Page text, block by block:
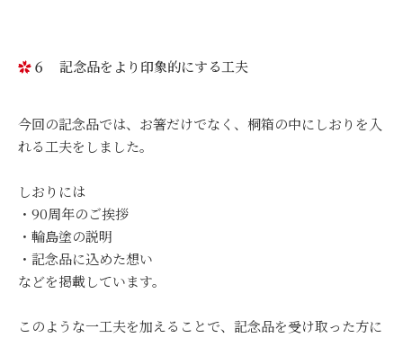
６ 記念品をより印象的にする工夫
今回の記念品では、お箸だけでなく、桐箱の中にしおりを入
れる工夫をしました。
しおりには
・90周年のご挨拶
・輪島塗の説明
・記念品に込めた想い
などを掲載しています。
このような一工夫を加えることで、記念品を受け取った方に